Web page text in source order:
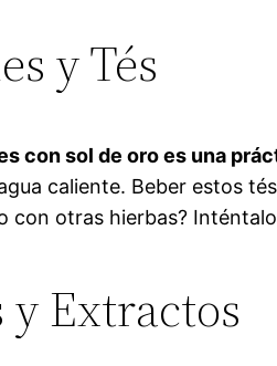
y Tés
con sol de oro es una
caliente. Beber estos
con otras hierbas?
Extractos